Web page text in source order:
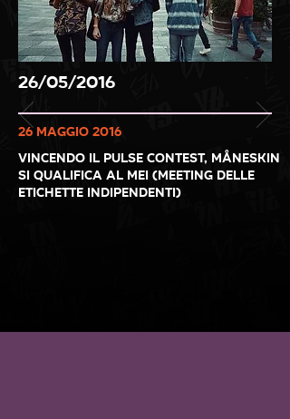
26/05/2016
26 maggio 2016
vincendo il pulse contest, måneskin
si qualifica al mei (meeting delle
etichette indipendenti)